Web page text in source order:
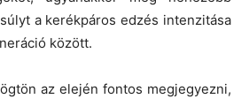
a kerékpáros edzés intenzitása
között.
az elején fontos megjegyezni,